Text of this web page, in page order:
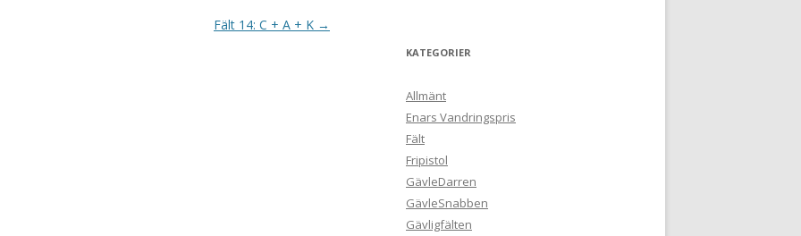
Fält 14: C + A + K →
KATEGORIER
Allmänt
Enars Vandringspris
Fält
Fripistol
GävleDarren
GävleSnabben
Gävligfälten